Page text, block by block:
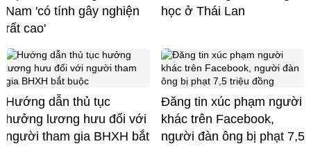
Nam 'có tính gây nghiện
rất cao'
học ở Thái Lan
Hướng dẫn thủ tục
hưởng lương hưu đối với
người tham gia BHXH bắt
Đăng tin xúc phạm người
khác trên Facebook,
người đàn ông bị phạt 7,5